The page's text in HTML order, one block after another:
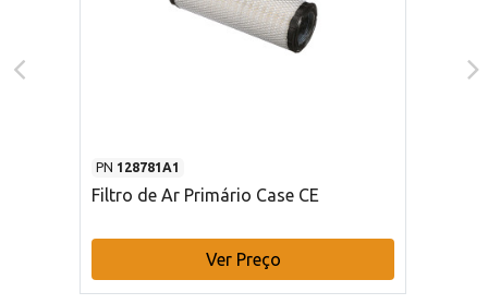
PN 128781A1
Filtro de Ar Primário Case CE
Ver Preço